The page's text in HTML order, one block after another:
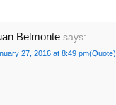
Belmonte says:
27, 2016 at 8:49 pm(Quote)